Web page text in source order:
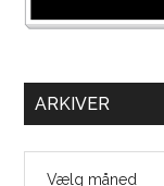
ARKIVER